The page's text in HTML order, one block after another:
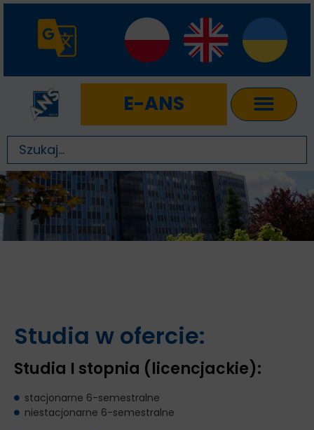
E-ANS
Studia w ofercie:
Studia I stopnia (licencjackie):
stacjonarne 6-semestralne
niestacjonarne 6-semestralne